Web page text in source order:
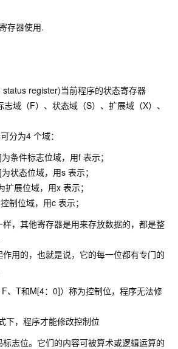
存器使用.
register)当前程序的状态寄存器
域（F）、状态域（S）、扩展域（X）、
分为4 个域：
条件标志位域，用f 表示；
状态位域，用s 表示；
扩展位域，用x 表示；
制位域，用c 表示；
，其他寄存器是用来存放数据的，都是整
用的，也就是说，它的每一位都有专门的
、T和M[4：0]）称为控制位，程序无法修
下，程序才能修改控制位
志位。它们的内容可被算术或逻辑运算的